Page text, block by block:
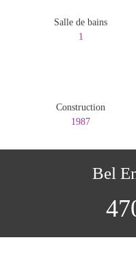
Salle de bains
1
Construction
1987
Bel